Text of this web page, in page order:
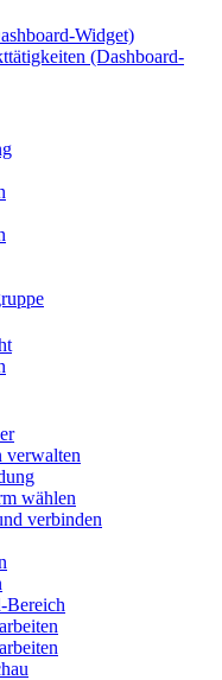
Widget)
(Dashboard-
verwalten
wählen
verbinden
Bereich